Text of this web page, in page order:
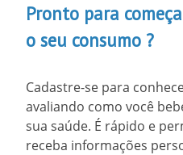
Pronto para
o seu consumo ?
Cadastre-se para
avaliando como você
sua saúde. É rápido e
receba informações